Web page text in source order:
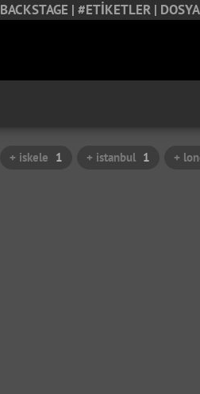
BACKSTAGE | #ETİKETLER |
+ iskele 1 + istanbul 1 +